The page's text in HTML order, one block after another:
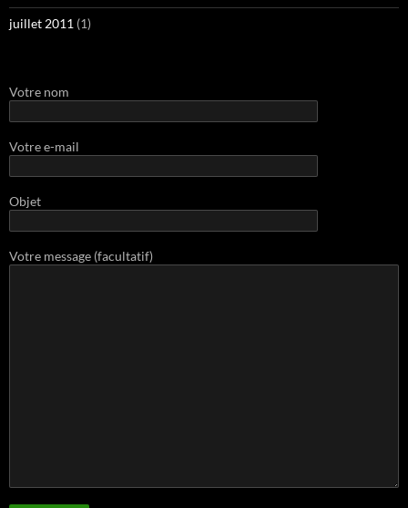
juillet 2011 (1)
Votre nom
Votre e-mail
Objet
Votre message (facultatif)